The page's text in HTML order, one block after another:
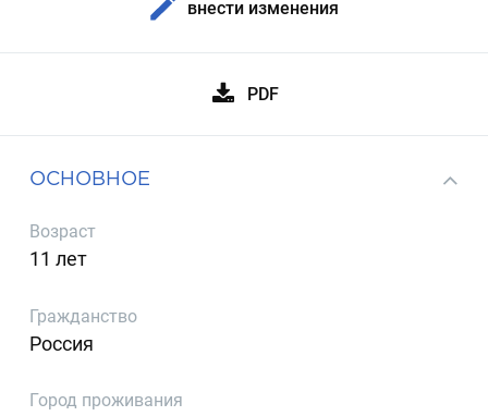
внести изменения
PDF
ОСНОВНОЕ
Возраст
11 лет
Гражданство
Россия
Город проживания